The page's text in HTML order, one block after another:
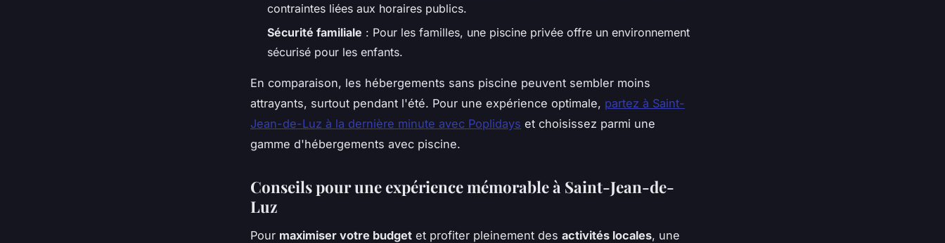
contraintes liées aux horaires publics.
Sécurité familiale : Pour les familles, une piscine privée offre un environnement
sécurisé pour les enfants.
En comparaison, les hébergements sans piscine peuvent sembler moins
attrayants, surtout pendant l'été. Pour une expérience optimale, partez à Saint-
Jean-de-Luz à la dernière minute avec Poplidays et choisissez parmi une
gamme d'hébergements avec piscine.
Conseils pour une expérience mémorable à Saint-Jean-de-
Luz
Pour maximiser votre budget et profiter pleinement des activités locales, une